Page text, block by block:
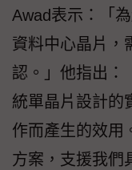
Awad表示：「
資料中心晶片，
認。」他指出：
統單晶片設計的
作而產生的效用
方案，支援我們